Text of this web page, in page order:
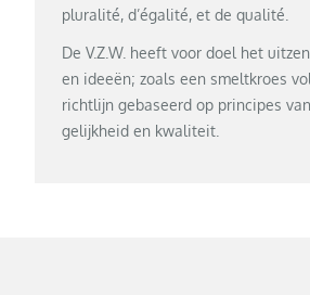
pluralité, d’égalité, et de qualité.
De V.Z.W. heeft voor doel het
en ideeën; zoals een smeltkroes
richtlijn gebaseerd op principes
gelijkheid en kwaliteit.